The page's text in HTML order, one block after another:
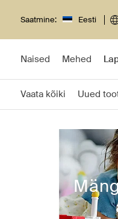
Saatmine: Eesti
Naised Mehed
Vaata kõiki Uued